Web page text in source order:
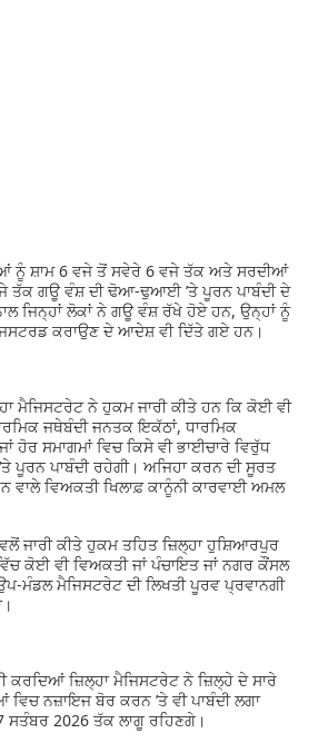
ਸ਼ਾਮ 6 ਵਜੇ ਤੋਂ ਸਵੇਰੇ 6 ਵਜੇ ਤੱਕ ਅਤੇ ਸਰਦੀਆਂ
ਤੱਕ ਗਊ ਵੰਸ਼ ਦੀ ਢੋਆ-ਢੁਆਈ ’ਤੇ ਪੂਰਨ ਪਾਬੰਦੀ ਦੇ
ਜਿਨ੍ਹਾਂ ਲੋਕਾਂ ਨੇ ਗਊ ਵੰਸ਼ ਰੱਖੇ ਹੋਏ ਹਨ, ਉਨ੍ਹਾਂ ਨੂੰ
ਕਰਾਉਣ ਦੇ ਆਦੇਸ਼ ਵੀ ਦਿੱਤੇ ਗਏ ਹਨ।
ਨੇ ਹੁਕਮ ਜਾਰੀ ਕੀਤੇ ਹਨ ਕਿ ਕੋਈ ਵੀ
ਜਥੇਬੰਦੀ ਜਨਤਕ ਇਕੱਠਾਂ, ਧਾਰਮਿਕ
ਹੋਰ ਸਮਾਗਮਾਂ ਵਿਚ ਕਿਸੇ ਵੀ ਭਾਈਚਾਰੇ ਵਿਰੁੱਧ
ਪੂਰਨ ਪਾਬੰਦੀ ਰਹੇਗੀ। ਅਜਿਹਾ ਕਰਨ ਦੀ ਸੂਰਤ
ਵਾਲੇ ਵਿਅਕਤੀ ਖਿਲਾਫ਼ ਕਾਨੂੰਨੀ ਕਾਰਵਾਈ ਅਮਲ
ਕੀਤੇ ਹੁਕਮ ਤਹਿਤ ਜ਼ਿਲ੍ਹਾ ਹੁਸ਼ਿਆਰਪੁਰ
ਕੋਈ ਵੀ ਵਿਅਕਤੀ ਜਾਂ ਪੰਚਾਇਤ ਜਾਂ ਨਗਰ ਕੌਂਸਲ
ਮੰਡਲ ਮੈਜਿਸਟਰੇਟ ਦੀ ਲਿਖਤੀ ਪੂਰਵ ਪ੍ਰਵਾਨਗੀ
ਜ਼ਿਲ੍ਹਾ ਮੈਜਿਸਟਰੇਟ ਨੇ ਜ਼ਿਲ੍ਹੇ ਦੇ ਸਾਰੇ
ਨਜ਼ਾਇਜ ਬੋਰ ਕਰਨ ’ਤੇ ਵੀ ਪਾਬੰਦੀ ਲਗਾ
ਸਤੰਬਰ 2026 ਤੱਕ ਲਾਗੂ ਰਹਿਣਗੇ।